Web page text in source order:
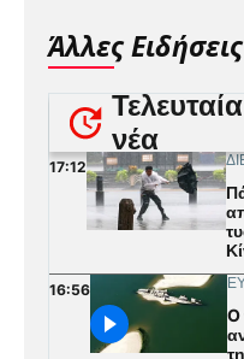
Άλλες Ειδήσεις